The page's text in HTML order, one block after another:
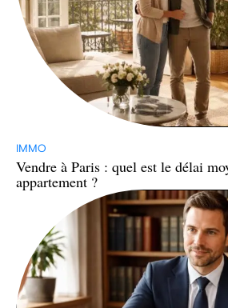
IMMO
Vendre à Paris : quel est le délai
appartement ?